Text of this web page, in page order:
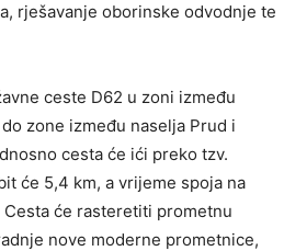
rješavanje oborinske odvodnje te
ceste D62 u zoni između
zone između naselja Prud i
cesta će ići preko tzv.
će 5,4 km, a vrijeme spoja na
će rasteretiti prometnu
nove moderne prometnice,